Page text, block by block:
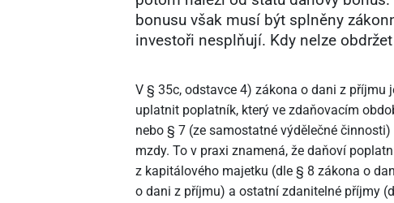
bonusu však musí být splněny
investoři nesplňují. Kdy nelze
V § 35c, odstavce 4) zákona o dani z příjmu
uplatnit poplatník, který ve zdaňovacím
nebo § 7 (ze samostatné výdělečné
mzdy. To v praxi znamená, že daňoví
z kapitálového majetku (dle § 8 zákona o
o dani z příjmu) a ostatní zdanitelné příjmy